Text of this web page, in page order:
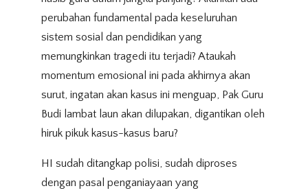
perubahan fundamental pada keseluruhan
sistem sosial dan pendidikan yang
memungkinkan tragedi itu terjadi? Ataukah
momentum emosional ini pada akhirnya akan
surut, ingatan akan kasus ini menguap, Pak Guru
Budi lambat laun akan dilupakan, digantikan oleh
hiruk pikuk kasus-kasus baru?
HI sudah ditangkap polisi, sudah diproses
dengan pasal penganiayaan yang